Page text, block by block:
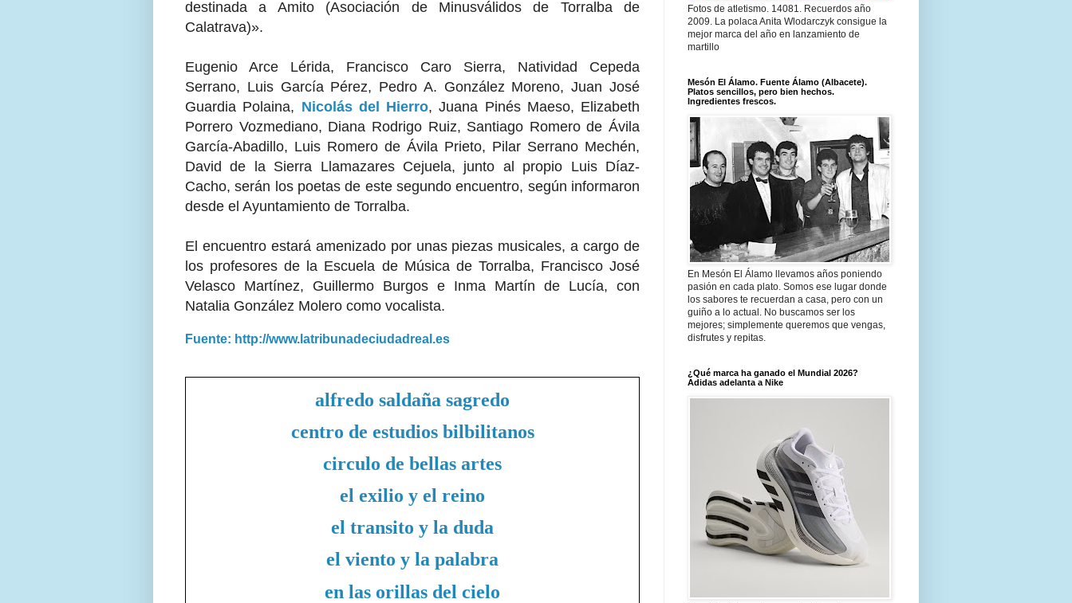
destinada a Amito (Asociación de Minusválidos de Torralba de
Calatrava)».
Eugenio Arce Lérida, Francisco Caro Sierra, Natividad Cepeda
Serrano, Luis García Pérez, Pedro A. González Moreno, Juan José
Guardia Polaina, Nicolás del Hierro, Juana Pinés Maeso, Elizabeth
Porrero Vozmediano, Diana Rodrigo Ruiz, Santiago Romero de Ávila
García-Abadillo, Luis Romero de Ávila Prieto, Pilar Serrano Mechén,
David de la Sierra Llamazares Cejuela, junto al propio Luis Díaz-
Cacho, serán los poetas de este segundo encuentro, según informaron
desde el Ayuntamiento de Torralba.
El encuentro estará amenizado por unas piezas musicales, a cargo de
los profesores de la Escuela de Música de Torralba, Francisco José
Velasco Martínez, Guillermo Burgos e Inma Martín de Lucía, con
Natalia González Molero como vocalista.
Fuente: http://www.latribunadeciudadreal.es
alfredo saldaña sagredo
centro de estudios bilbilitanos
circulo de bellas artes
el exilio y el reino
el transito y la duda
el viento y la palabra
en las orillas del cielo
Fotos de atletismo. 14081. Recuerdos año
2009. La polaca Anita Wlodarczyk consigue la
mejor marca del año en lanzamiento de
martillo
Mesón El Álamo. Fuente Álamo (Albacete).
Platos sencillos, pero bien hechos.
Ingredientes frescos.
En Mesón El Álamo llevamos años poniendo
pasión en cada plato. Somos ese lugar donde
los sabores te recuerdan a casa, pero con un
guiño a lo actual. No buscamos ser los
mejores; simplemente queremos que vengas,
disfrutes y repitas.
¿Qué marca ha ganado el Mundial 2026?
Adidas adelanta a Nike